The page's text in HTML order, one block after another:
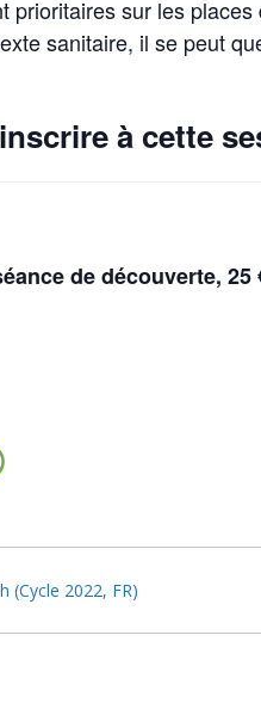
prioritaires sur les places
sanitaire, il se peut
à cette
de découverte,
(Cycle 2022, FR)